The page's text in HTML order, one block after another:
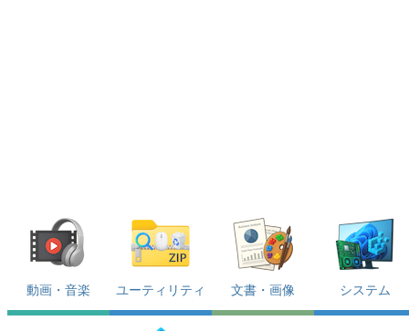
動画・音楽 ユーティリティ 文書・画像 システム